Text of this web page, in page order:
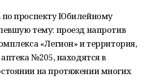
проспекту Юбилейному
тему: проезд напротив
«Легион» и территория,
№205, находятся в
на протяжении многих